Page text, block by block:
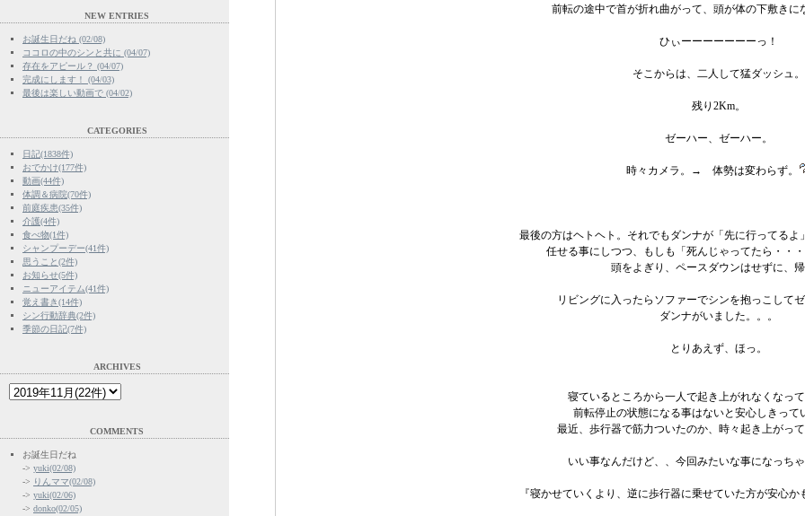
前転の途中で首が折れ曲がって、頭が体の下敷きに
ひぃーーーーーーーっ！
そこからは、二人して猛ダッシュ。
残り2Km。
ゼーハー、ゼーハー。
時々カメラ。→ 体勢は変わらず。
最後の方はヘトヘト。それでもダンナが「先に行ってるよ
任せる事にしつつ、もしも「死んじゃってたら・・
頭をよぎり、ペースダウンはせずに、
リビングに入ったらソファーでシンを抱っこして
ダンナがいました。。。
とりあえず、ほっ。
寝ているところから一人で起き上がれなくなっ
前転停止の状態になる事はないと安心しきって
最近、歩行器で筋力ついたのか、時々起き上がっ
いい事なんだけど、、今回みたいな事になっち
『寝かせていくより、逆に歩行器に乗せていた方が安心
NEW ENTRIES
お誕生日だね (02/08)
ココロの中のシンと共に (04/07)
存在をアピール？ (04/07)
完成にします！ (04/03)
最後は楽しい動画で (04/02)
CATEGORIES
日記(1838件)
おでかけ(177件)
動画(44件)
体調＆病院(70件)
前庭疾患(35件)
介護(4件)
食べ物(1件)
シャンプーデー(41件)
思うこと(2件)
お知らせ(5件)
ニューアイテム(41件)
覚え書き(14件)
シン行動辞典(2件)
季節の日記(7件)
ARCHIVES
COMMENTS
お誕生日だね
-> yuki(02/08)
-> りんママ(02/08)
-> yuki(02/06)
-> donko(02/05)